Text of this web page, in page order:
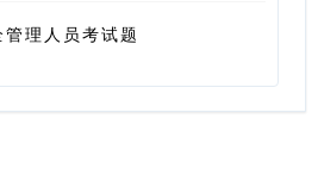
理人员考试题